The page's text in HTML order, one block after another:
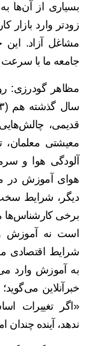
بسیاری از آن‌ها
زودتر وارد بازار
مشاغل آزاد.
جامعه ما با
مظاهر گودرزی:
قدیمی،
معیشتی
آلودگی هوا و
هوای آموزش در
دیگر، شرایط
برخی کارشناس‌ها
است نه آموزش
شرایط اقتصادی
به آموزش وارد
خبرآنلاین
«اگر تغییرات
ندهد، آینده چندان